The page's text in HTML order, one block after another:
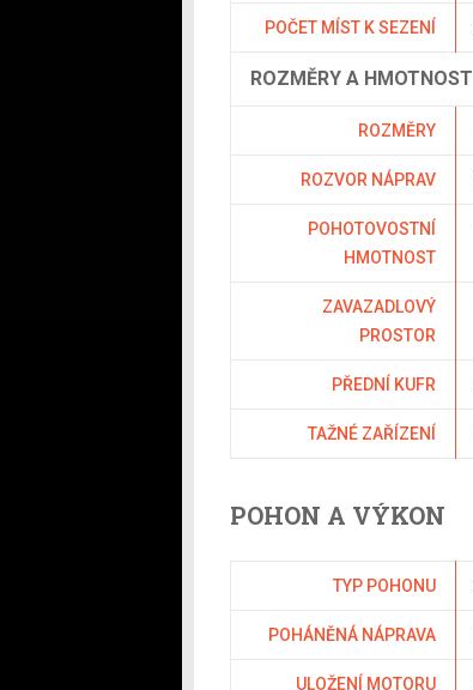
POČET MÍST K SEZENÍ
ROZMĚRY A HMOTNOST
ROZMĚRY
ROZVOR NÁPRAV
POHOTOVOSTNÍ
HMOTNOST
ZAVAZADLOVÝ
PROSTOR
PŘEDNÍ KUFR
TAŽNÉ ZAŘÍZENÍ
POHON A VÝKON
TYP POHONU
POHÁNĚNÁ NÁPRAVA
ULOŽENÍ MOTORU